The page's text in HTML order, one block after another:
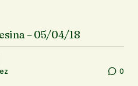
– 05/04/18
0